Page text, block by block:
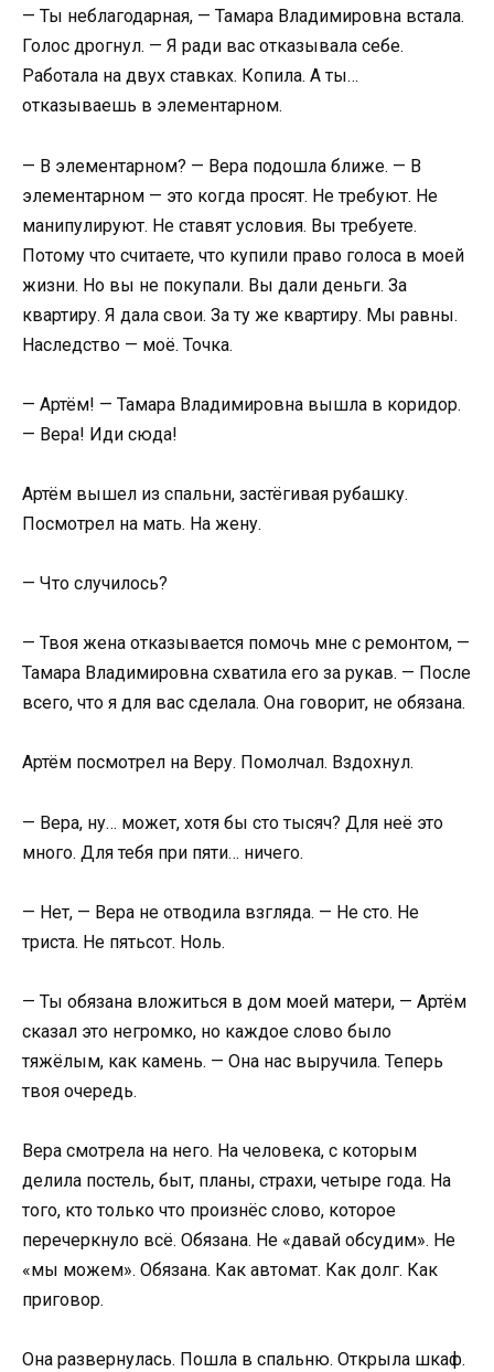
— Ты неблагодарная, — Тамара Владимировна встала.
Голос дрогнул. — Я ради вас отказывала себе.
Работала на двух ставках. Копила. А ты…
отказываешь в элементарном.
— В элементарном? — Вера подошла ближе. — В
элементарном — это когда просят. Не требуют. Не
манипулируют. Не ставят условия. Вы требуете.
Потому что считаете, что купили право голоса в моей
жизни. Но вы не покупали. Вы дали деньги. За
квартиру. Я дала свои. За ту же квартиру. Мы равны.
Наследство — моё. Точка.
— Артём! — Тамара Владимировна вышла в коридор.
— Вера! Иди сюда!
Артём вышел из спальни, застёгивая рубашку.
Посмотрел на мать. На жену.
— Что случилось?
— Твоя жена отказывается помочь мне с ремонтом, —
Тамара Владимировна схватила его за рукав. — После
всего, что я для вас сделала. Она говорит, не обязана.
Артём посмотрел на Веру. Помолчал. Вздохнул.
— Вера, ну… может, хотя бы сто тысяч? Для неё это
много. Для тебя при пяти… ничего.
— Нет, — Вера не отводила взгляда. — Не сто. Не
триста. Не пятьсот. Ноль.
— Ты обязана вложиться в дом моей матери, — Артём
сказал это негромко, но каждое слово было
тяжёлым, как камень. — Она нас выручила. Теперь
твоя очередь.
Вера смотрела на него. На человека, с которым
делила постель, быт, планы, страхи, четыре года. На
того, кто только что произнёс слово, которое
перечеркнуло всё. Обязана. Не «давай обсудим». Не
«мы можем». Обязана. Как автомат. Как долг. Как
приговор.
Она развернулась. Пошла в спальню. Открыла шкаф.